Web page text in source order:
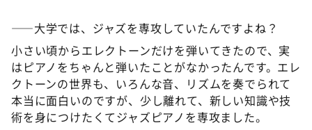
――大学では、ジャズを専攻していたんですよね？
小さい頃からエレクトーンだけを弾いてきたので、実
はピアノをちゃんと弾いたことがなかったんです。エレ
クトーンの世界も、いろんな音、リズムを奏でられて
本当に面白いのですが、少し離れて、新しい知識や技
術を身につけたくてジャズピアノを専攻ました。